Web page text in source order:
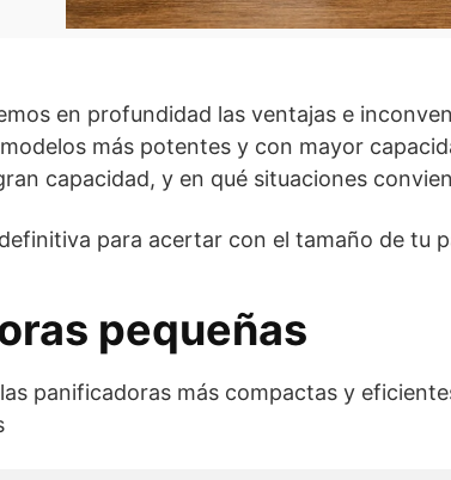
en profundidad las ventajas e
más potentes y con mayor
capacidad, y en qué situaciones
para acertar con el tamaño de tu
pequeñas
panificadoras más compactas y